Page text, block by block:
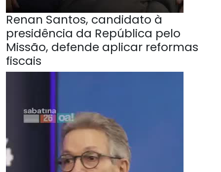
Renan Santos, candidato à
presidência da República pelo
Missão, defende aplicar reformas
fiscais